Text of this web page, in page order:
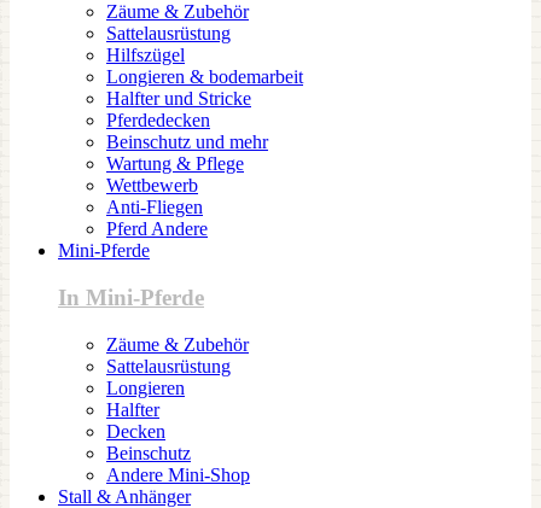
Zäume & Zubehör
Sattelausrüstung
Hilfszügel
Longieren & bodemarbeit
Halfter und Stricke
Pferdedecken
Beinschutz und mehr
Wartung & Pflege
Wettbewerb
Anti-Fliegen
Pferd Andere
Mini-Pferde
In Mini-Pferde
Zäume & Zubehör
Sattelausrüstung
Longieren
Halfter
Decken
Beinschutz
Andere Mini-Shop
Stall & Anhänger